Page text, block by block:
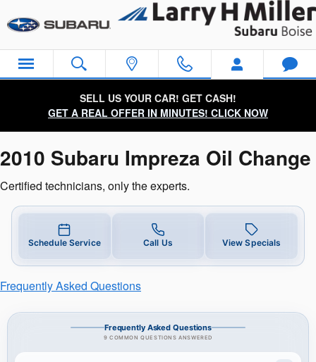
2010 Subaru Impreza Oil Change
SELL US YOUR CAR! GET CASH!
GET A REAL OFFER IN MINUTES! CLICK NOW
2010 Subaru Impreza Oil Change
Certified technicians, only the experts.
Schedule Service Call Us View Specials
Frequently Asked Questions
Frequently Asked Questions
9 COMMON QUESTIONS ANSWERED